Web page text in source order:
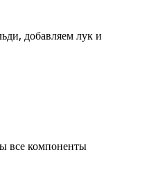
добавляем лук и
все компоненты